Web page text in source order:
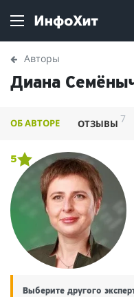
Авторы
Диана
ОБ АВТОРЕ ОТЗЫВЫ 7
5
Выберите другого